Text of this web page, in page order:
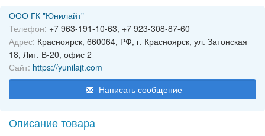
ООО ГК "Юнилайт"
Телефон: +7 963-191-10-63, +7 923-308-87-60
Адрес: Красноярск, 660064, РФ, г. Красноярск, ул. Затонская
18, Лит. В-20, офис 2
Сайт: https://yunilajt.com
Написать сообщение
Описание товара